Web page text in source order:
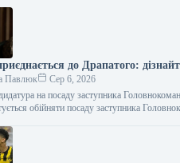
до Драпатого:
Павлюк
Сер 6, 2026
на посаду заступника
обійняти посаду заступника